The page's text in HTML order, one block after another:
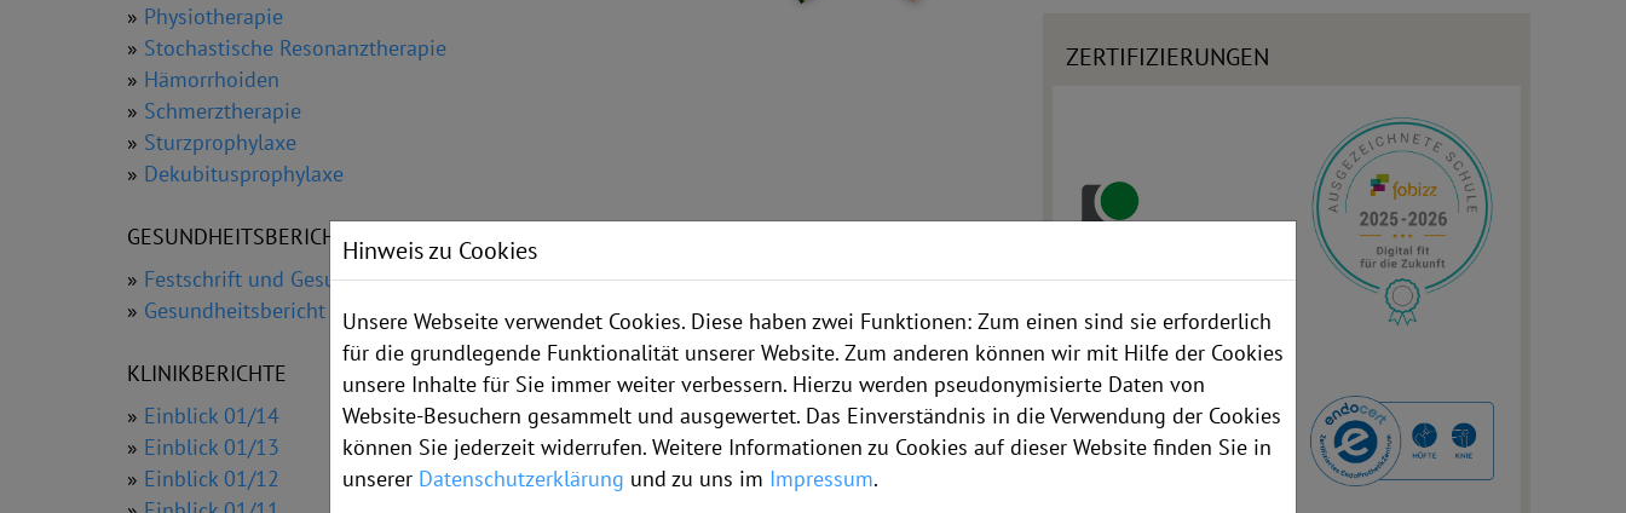
» Physiotherapie
» Stochastische Resonanztherapie
» Hämorrhoiden
» Schmerztherapie
» Sturzprophylaxe
» Dekubitusprophylaxe
GESUNDHEITSBERICHTE
» Festschrift und Gesundheitsbericht 2013/2014
» Gesundheitsbericht 2012
KLINIKBERICHTE
» Einblick 01/14
» Einblick 01/13
» Einblick 01/12
ZERTIFIZIERUNGEN
Hinweis zu Cookies
Unsere Webseite verwendet Cookies. Diese haben zwei Funktionen: Zum einen sind sie erforderlich
für die grundlegende Funktionalität unserer Website. Zum anderen können wir mit Hilfe der Cookies
unsere Inhalte für Sie immer weiter verbessern. Hierzu werden pseudonymisierte Daten von
Website-Besuchern gesammelt und ausgewertet. Das Einverständnis in die Verwendung der Cookies
können Sie jederzeit widerrufen. Weitere Informationen zu Cookies auf dieser Website finden Sie in
unserer Datenschutzerklärung und zu uns im Impressum.